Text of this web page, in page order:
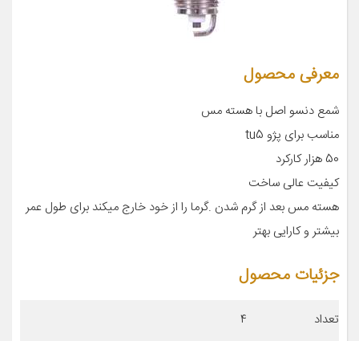
معرفی محصول
شمع دنسو اصل با هسته مس
مناسب برای پژو tu5
50 هزار کارکرد
کیفیت عالی ساخت
هسته مس بعد از گرم شدن .گرما را از خود خارج میکند برای طول عمر
بیشتر و کارایی بهتر
جزئیات محصول
تعداد ۴